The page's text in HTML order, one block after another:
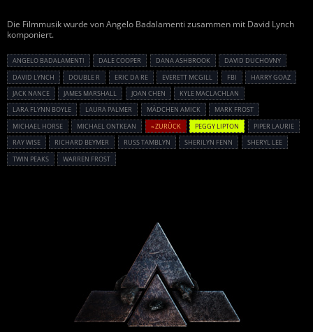
Die Filmmusik wurde von Angelo Badalamenti zusammen mit David Lynch
komponiert.
ANGELO BADALAMENTI DALE COOPER DANA ASHBROOK
DAVID DUCHOVNY
DAVID LYNCH
DOUBLE R ERIC DA RE EVERETT MCGILL FBI
HARRY GOAZ
JACK NANCE
JAMES MARSHALL JOAN CHEN
KYLE MACLACHLAN
LARA FLYNN BOYLE
LAURA PALMER MÄDCHEN AMICK
MARK FROST
MICHAEL HORSE
MICHAEL ONTKEAN « ZURÜCK PEGGY LIPTON
PIPER LAURIE
RAY WISE
RICHARD BEYMER RUSS TAMBLYN SHERILYN FENN
SHERYL LEE
TWIN PEAKS
WARREN FROST
Powered By :